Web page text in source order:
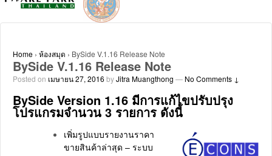
Home › ห้องสมุด › BySide V.1.16 Release Note
BySide V.1.16 Release Note
Posted on เมษายน 27, 2016 byJitra Muangthong — No Comments ↓
BySide Version 1.16 มีการแก้ไขปรับปรุง
โปรแกรมจำนวน 3 รายการ ดังนี้
เพิ่มรูปแบบรายงานราคา
ขายสินค้าล่าสุด – ระบบ